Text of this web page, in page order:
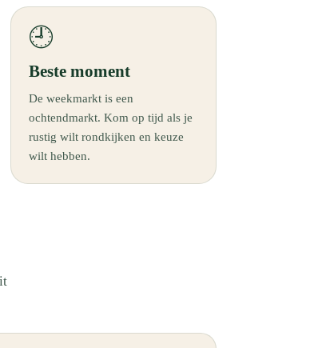
🕘
Beste moment
De weekmarkt is een
ochtendmarkt. Kom op tijd als je
rustig wilt rondkijken en keuze
wilt hebben.